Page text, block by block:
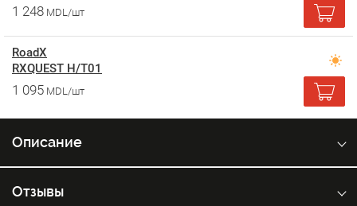
1 248 MDL/шт
RoadX
RXQUEST H/T01
1 095 MDL/шт
Описание
Отзывы